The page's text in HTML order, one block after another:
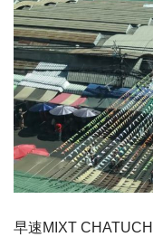
早速MIXT